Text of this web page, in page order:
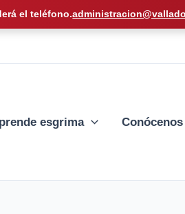
el teléfono.
esgrima Conócenos